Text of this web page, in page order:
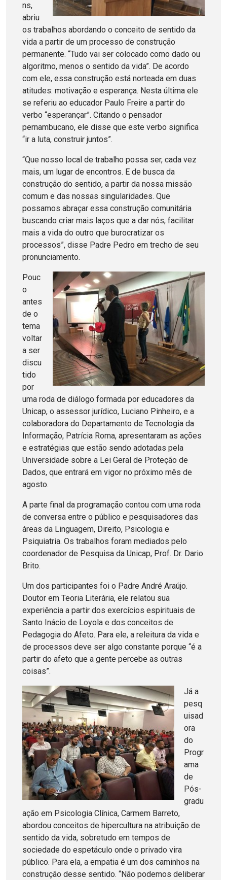
ns,
abriu
os trabalhos abordando o conceito de sentido da
vida a partir de um processo de construção
permanente. “Tudo vai ser colocado como dado ou
algoritmo, menos o sentido da vida”. De acordo
com ele, essa construção está norteada em duas
atitudes: motivação e esperança. Nesta última ele
se referiu ao educador Paulo Freire a partir do
verbo “esperançar”. Citando o pensador
pernambucano, ele disse que este verbo significa
“ir a luta, construir juntos”.
“Que nosso local de trabalho possa ser, cada vez
mais, um lugar de encontros. E de busca da
construção do sentido, a partir da nossa missão
comum e das nossas singularidades. Que
possamos abraçar essa construção comunitária
buscando criar mais laços que a dar nós, facilitar
mais a vida do outro que burocratizar os
processos”, disse Padre Pedro em trecho de seu
pronunciamento.
Pouc
o
antes
de o
tema
voltar
a ser
discu
tido
por
uma roda de diálogo formada por educadores da
Unicap, o assessor jurídico, Luciano Pinheiro, e a
colaboradora do Departamento de Tecnologia da
Informação, Patrícia Roma, apresentaram as ações
e estratégias que estão sendo adotadas pela
Universidade sobre a Lei Geral de Proteção de
Dados, que entrará em vigor no próximo mês de
agosto.
A parte final da programação contou com uma roda
de conversa entre o público e pesquisadores das
áreas da Linguagem, Direito, Psicologia e
Psiquiatria. Os trabalhos foram mediados pelo
coordenador de Pesquisa da Unicap, Prof. Dr. Dario
Brito.
Um dos participantes foi o Padre André Araújo.
Doutor em Teoria Literária, ele relatou sua
experiência a partir dos exercícios espirituais de
Santo Inácio de Loyola e dos conceitos de
Pedagogia do Afeto. Para ele, a releitura da vida e
de processos deve ser algo constante porque “é a
partir do afeto que a gente percebe as outras
coisas”.
Já a
pesq
uisad
ora
do
Progr
ama
de
Pós-
gradu
ação em Psicologia Clínica, Carmem Barreto,
abordou conceitos de hipercultura na atribuição de
sentido da vida, sobretudo em tempos de
sociedade do espetáculo onde o privado vira
público. Para ela, a empatia é um dos caminhos na
construção desse sentido. “Não podemos deliberar